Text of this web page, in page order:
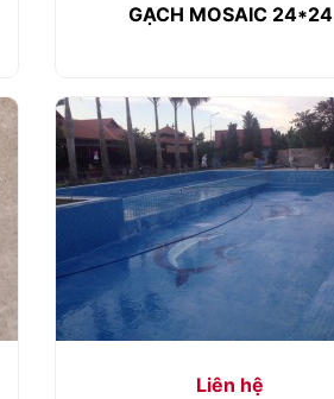
GẠCH MOSAIC 24*24
Liên hệ